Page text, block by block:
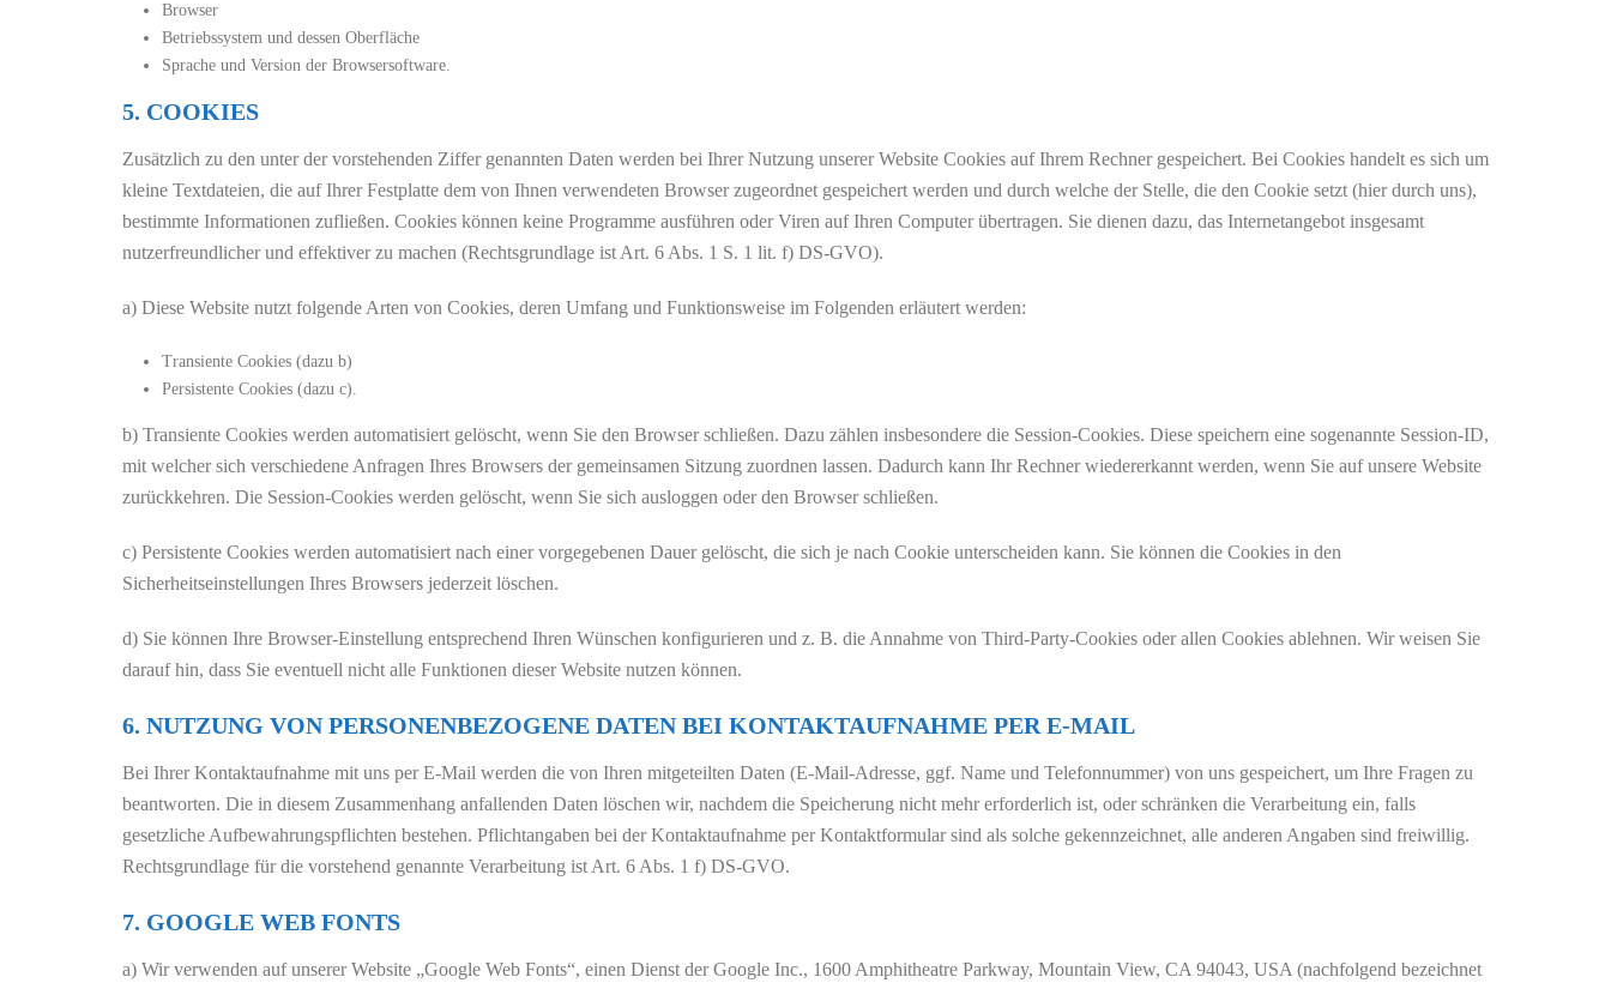
Browser
Betriebssystem und dessen Oberfläche
Sprache und Version der Browsersoftware.
5. COOKIES
Zusätzlich zu den unter der vorstehenden Ziffer genannten Daten werden bei Ihrer Nutzung unserer Website Cookies auf Ihrem Rechner gespeichert. Bei Cookies handelt es sich um
kleine Textdateien, die auf Ihrer Festplatte dem von Ihnen verwendeten Browser zugeordnet gespeichert werden und durch welche der Stelle, die den Cookie setzt (hier durch uns),
bestimmte Informationen zufließen. Cookies können keine Programme ausführen oder Viren auf Ihren Computer übertragen. Sie dienen dazu, das Internetangebot insgesamt
nutzerfreundlicher und effektiver zu machen (Rechtsgrundlage ist Art. 6 Abs. 1 S. 1 lit. f) DS-GVO).
a) Diese Website nutzt folgende Arten von Cookies, deren Umfang und Funktionsweise im Folgenden erläutert werden:
Transiente Cookies (dazu b)
Persistente Cookies (dazu c).
b) Transiente Cookies werden automatisiert gelöscht, wenn Sie den Browser schließen. Dazu zählen insbesondere die Session-Cookies. Diese speichern eine sogenannte Session-ID,
mit welcher sich verschiedene Anfragen Ihres Browsers der gemeinsamen Sitzung zuordnen lassen. Dadurch kann Ihr Rechner wiedererkannt werden, wenn Sie auf unsere Website
zurückkehren. Die Session-Cookies werden gelöscht, wenn Sie sich ausloggen oder den Browser schließen.
c) Persistente Cookies werden automatisiert nach einer vorgegebenen Dauer gelöscht, die sich je nach Cookie unterscheiden kann. Sie können die Cookies in den
Sicherheitseinstellungen Ihres Browsers jederzeit löschen.
d) Sie können Ihre Browser-Einstellung entsprechend Ihren Wünschen konfigurieren und z. B. die Annahme von Third-Party-Cookies oder allen Cookies ablehnen. Wir weisen Sie
darauf hin, dass Sie eventuell nicht alle Funktionen dieser Website nutzen können.
6. NUTZUNG VON PERSONENBEZOGENE DATEN BEI KONTAKTAUFNAHME PER E-MAIL
Bei Ihrer Kontaktaufnahme mit uns per E-Mail werden die von Ihren mitgeteilten Daten (E-Mail-Adresse, ggf. Name und Telefonnummer) von uns gespeichert, um Ihre Fragen zu
beantworten. Die in diesem Zusammenhang anfallenden Daten löschen wir, nachdem die Speicherung nicht mehr erforderlich ist, oder schränken die Verarbeitung ein, falls
gesetzliche Aufbewahrungspflichten bestehen. Pflichtangaben bei der Kontaktaufnahme per Kontaktformular sind als solche gekennzeichnet, alle anderen Angaben sind freiwillig.
Rechtsgrundlage für die vorstehend genannte Verarbeitung ist Art. 6 Abs. 1 f) DS-GVO.
7. GOOGLE WEB FONTS
a) Wir verwenden auf unserer Website „Google Web Fonts“, einen Dienst der Google Inc., 1600 Amphitheatre Parkway, Mountain View, CA 94043, USA (nachfolgend bezeichnet